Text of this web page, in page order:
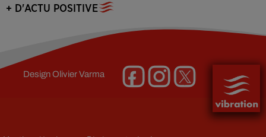
+ D'ACTU POSITIVE
DesignOlivier Varma